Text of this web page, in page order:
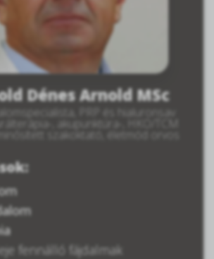
Dénes Arnold MSc
PRP és hialuronsav
, akupunktúra-, HKO/TCM
szakoktató, életmód orvos
fennálló fájdalmak